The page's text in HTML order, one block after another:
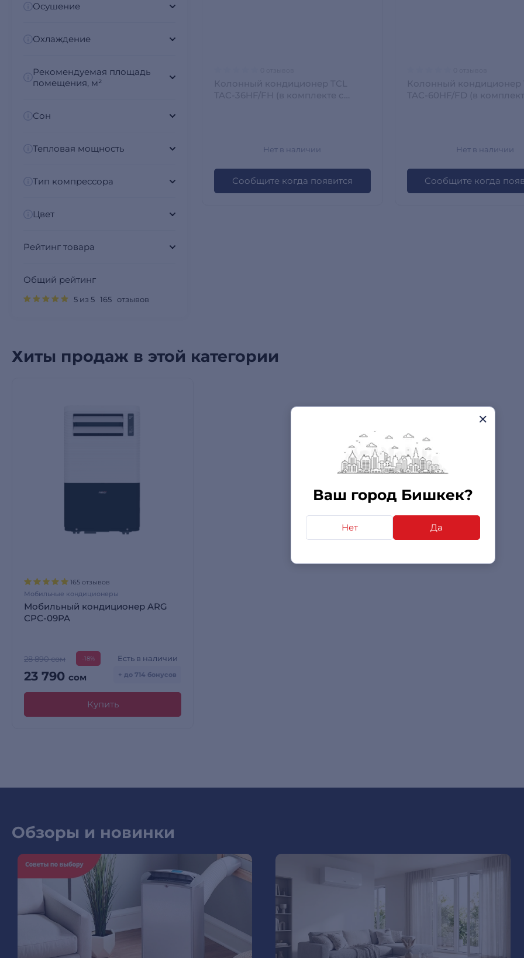
Ваш город Бишкек?
Нет Да
Осушение
Охлаждение
Рекомендуемая площадь
помещения, м²
Сон
Тепловая мощность
Тип компрессора
Цвет
Рейтинг товара
Общий рейтинг
5 из 5 165 отзывов
Нет в наличии
Сообщите когда появится
Нет в наличии
Сообщите когда
Хиты продаж в этой категории
165 отзывов
Мобильные кондиционеры
Мобильный кондиционер ARG
CPC-09PA
28 890 сом -18%
23 790 сом
Есть в наличии
+ до 714 бонусов
Купить
Обзоры и новинки